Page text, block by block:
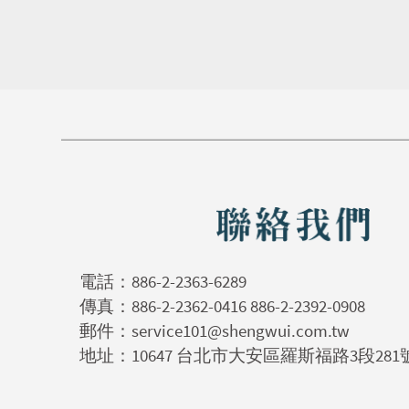
電話： 886-2-2363-6289
傳真：886-2-2362-0416 886-2-2392-0908
郵件： service101@shengwui.com.tw
地址：10647 台北市大安區羅斯福路3段281